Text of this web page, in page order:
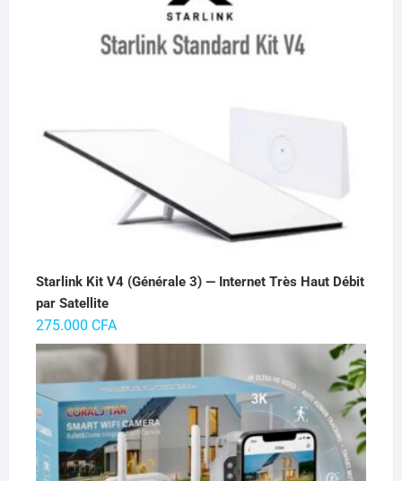
65.000 CFA.
55.000 CFA.
Starlink Kit V4 (Générale 3) — Internet Très Haut Débit
par Satellite
275.000 CFA